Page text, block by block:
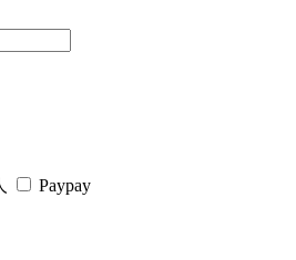
Paypay